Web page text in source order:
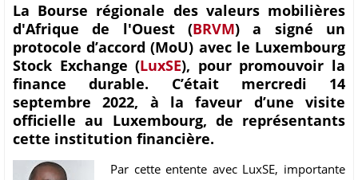
La Bourse régionale des valeurs mobilières
d'Afrique de l'Ouest (BRVM) a signé un
protocole d’accord (MoU) avec le Luxembourg
Stock Exchange (LuxSE), pour promouvoir la
finance durable. C’était mercredi 14
septembre 2022, à la faveur d’une visite
officielle au Luxembourg, de représentants
cette institution financière.
Par cette entente avec LuxSE, importante